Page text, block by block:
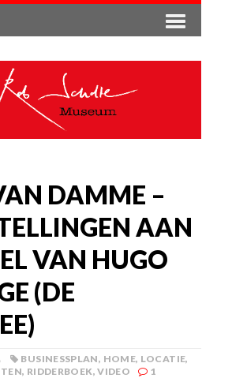
DAMME –
AAN
VAN HUGO
(DE
BUSINESSPLAN, HOME, LOCATIE,
, RIDDERBOEK,VIDEO 1